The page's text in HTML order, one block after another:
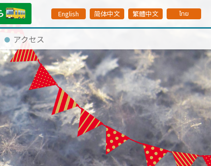
English 简体中文 繁體中文 ไทย
アクセス